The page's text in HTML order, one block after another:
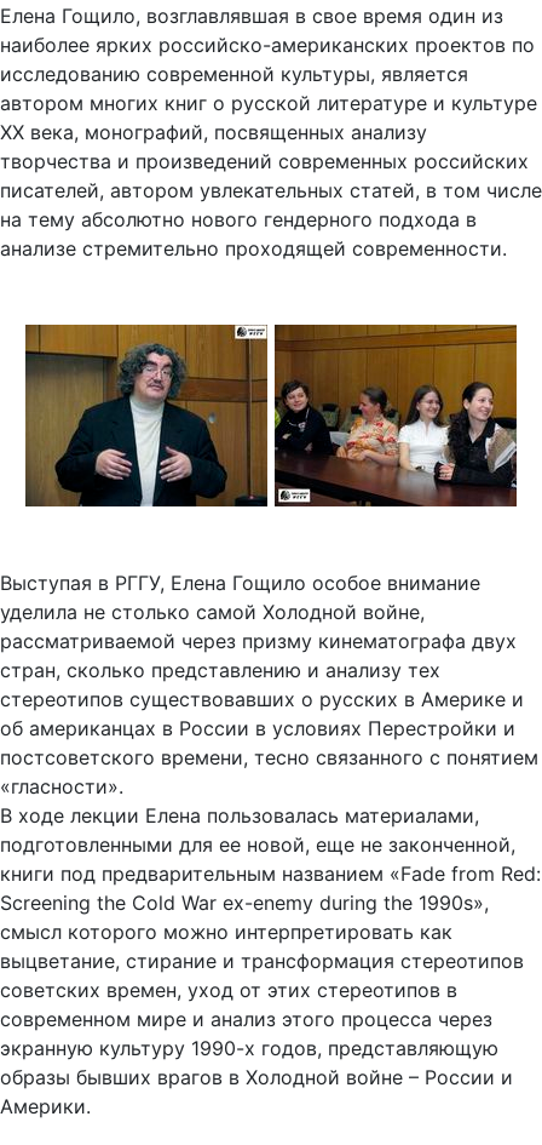
наиболее ярких российско-американских проектов по
исследованию современной культуры, является
автором многих книг о русской литературе и культуре
XX века, монографий, посвященных анализу
творчества и произведений современных российских
писателей, автором увлекательных статей, в том числе
на тему абсолютно нового гендерного подхода в
анализе стремительно проходящей современности.
уделила не столько самой Холодной войне,
рассматриваемой через призму кинематографа двух
стран, сколько представлению и анализу тех
стереотипов существовавших о русских в Америке и
об американцах в России в условиях Перестройки и
постсоветского времени, тесно связанного с понятием
«гласности».
В ходе лекции Елена пользовалась материалами,
подготовленными для ее новой, еще не законченной,
книги под предварительным названием «Fade from Red:
Screening the Cold War ex-enemy during the 1990s»,
смысл которого можно интерпретировать как
выцветание, стирание и трансформация стереотипов
советских времен, уход от этих стереотипов в
современном мире и анализ этого процесса через
экранную культуру 1990-х годов, представляющую
образы бывших врагов в Холодной войне – России и
Америки.